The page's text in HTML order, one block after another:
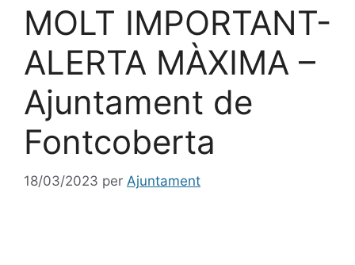
MOLT IMPORTANT-
ALERTA MÀXIMA –
Ajuntament de
Fontcoberta
18/03/2023 per Ajuntament